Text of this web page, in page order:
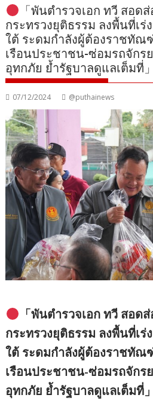
「พันตำรวจเอก ทวี สอด
กระทรวงยุติธรรม ลงพื้นที่เ
ใต้ ระดมกำลังผู้ต้องราชทั
เรือนประชาชน-ซ่อมรถจักร
อุทกภัย ย้ำรัฐบาลดูแลเต็มที่」
07/12/2024 @puthainews
「พันตำรวจเอก ทวี สอด
กระทรวงยุติธรรม ลงพื้นที่เ
ใต้ ระดมกำลังผู้ต้องราชทั
เรือนประชาชน-ซ่อมรถจักร
อุทกภัย ย้ำรัฐบาลดูแลเต็มที่」